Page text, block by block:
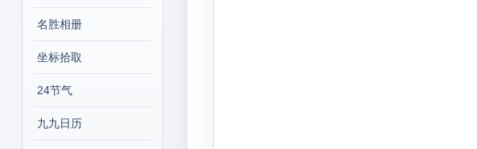
名胜相册
坐标拾取
24节气
九九日历